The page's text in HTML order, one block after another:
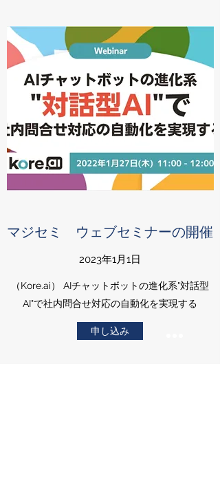
マジセミ ウェブセミナーの開催
2023年1月1日
（Kore.ai） AIチャットボットの進化系"対話型
AI"で社内問合せ対応の自動化を実現する
申し込み